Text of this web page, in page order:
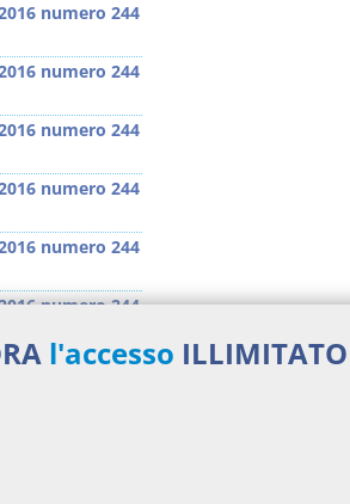
numero 244
numero 244
numero 244
numero 244
numero 244
numero 244
numero 244
l'accesso ILLIMITATO